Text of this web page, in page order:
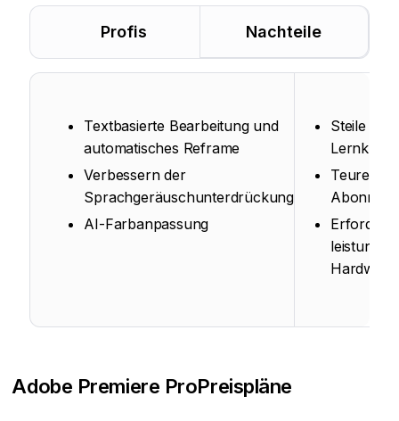
Profis Nachteile
Textbasierte Bearbeitung und
automatisches Reframe
Verbessern der
Sprachgeräuschunterdrückung
AI-Farbanpassung
Steile
Lernkurve
Teures
Erfordert
Hardware
Adobe Premiere ProPreispläne